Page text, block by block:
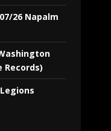
26 Napalm
Washington
Records)